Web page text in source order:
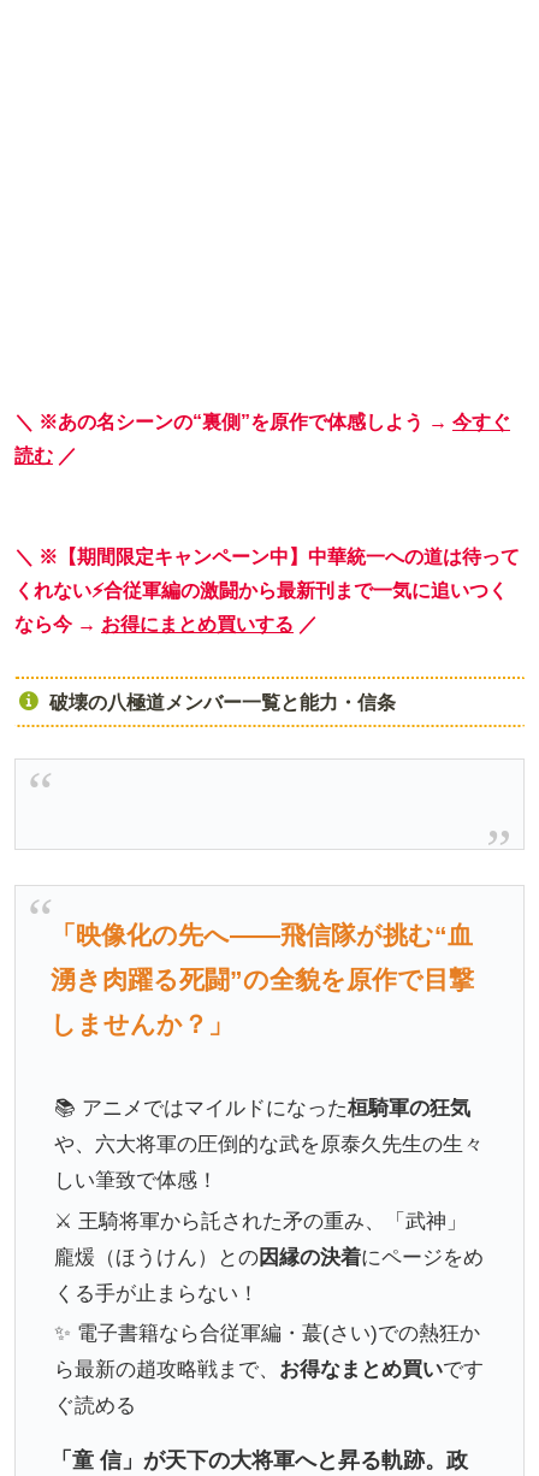
＼ ※あの名シーンの“裏側”を原作で体感しよう → 今すぐ
読む ／
＼ ※【期間限定キャンペーン中】中華統一への道は待って
くれない⚡合従軍編の激闘から最新刊まで一気に追いつく
なら今 → お得にまとめ買いする ／
破壊の八極道メンバー一覧と能力・信条
「映像化の先へ――飛信隊が挑む“血
湧き肉躍る死闘”の全貌を原作で目撃
しませんか？」
📚 アニメではマイルドになった桓騎軍の狂気
や、六大将軍の圧倒的な武を原泰久先生の生々
しい筆致で体感！
⚔ 王騎将軍から託された矛の重み、「武神」
龐煖（ほうけん）との因縁の決着にページをめ
くる手が止まらない！
✨ 電子書籍なら合従軍編・蕞(さい)での熱狂か
ら最新の趙攻略戦まで、 お得なまとめ買いです
ぐ読める
「童 信」が天下の大将軍へと昇る軌跡。政